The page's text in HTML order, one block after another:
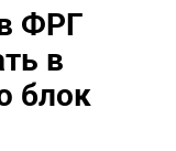
ФРГ
в
блок